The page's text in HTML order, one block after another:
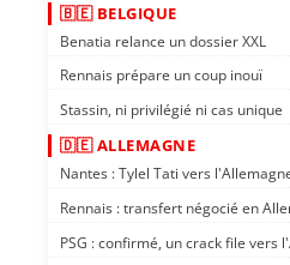
🇧🇪 BELGIQUE
Benatia relance un dossier XXL
Rennais prépare un coup inouï
Stassin, ni privilégié ni cas unique
🇩🇪 ALLEMAGNE
Nantes : Tylel Tati vers
Rennais : transfert négocié en
PSG : confirmé, un crack file vers